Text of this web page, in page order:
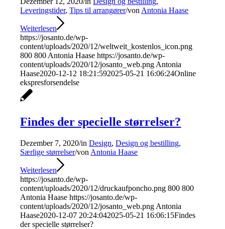
Leveringstider,Tips til arrangører/vonAntonia Haase
Weiterlesen
https://josanto.de/wp-
content/uploads/2020/12/weltweit_kostenlos_icon.png
800 800 Antonia Haase https://josanto.de/wp-
content/uploads/2020/12/josanto_web.png Antonia
Haase2020-12-12 18:21:592025-05-21 16:06:24Online
ekspresforsendelse
Findes der specielle størrelser?
Dezember 7, 2020/inDesign,Design og bestilling,
Særlige størrelser/von Antonia Haase
Weiterlesen
https://josanto.de/wp-
content/uploads/2020/12/druckaufponcho.png 800 800
Antonia Haase https://josanto.de/wp-
content/uploads/2020/12/josanto_web.png Antonia
Haase2020-12-07 20:24:042025-05-21 16:06:15Findes
der specielle størrelser?